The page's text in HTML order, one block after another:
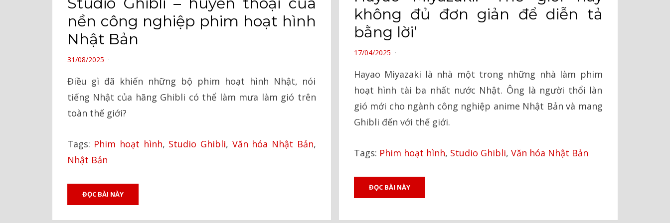
nền công nghiệp phim hoạt hình
Nhật Bản
POSTED
31/08/2025
Điều gì đã khiến những bộ phim hoạt hình Nhật, nói
tiếng Nhật của hãng Ghibli có thể làm mưa làm gió trên
toàn thế giới?
Tags: Phim hoạt hình, Studio Ghibli, Văn hóa Nhật Bản,
Nhật Bản
ĐỌC BÀI NÀY
không đủ đơn giản để diễn tả
bằng lời’
POSTED
17/04/2025
Hayao Miyazaki là nhà một trong những nhà làm phim
hoạt hình tài ba nhất nước Nhật. Ông là người thổi làn
gió mới cho ngành công nghiệp anime Nhật Bản và mang
Ghibli đến với thế giới.
Tags: Phim hoạt hình, Studio Ghibli, Văn hóa Nhật Bản
ĐỌC BÀI NÀY